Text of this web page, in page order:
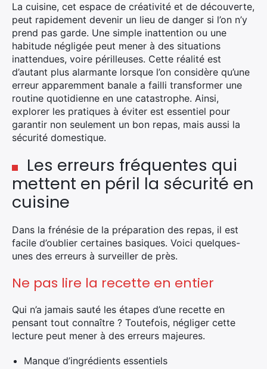
La cuisine, cet espace de créativité et de découverte,
peut rapidement devenir un lieu de danger si l’on n’y
prend pas garde. Une simple inattention ou une
habitude négligée peut mener à des situations
inattendues, voire périlleuses. Cette réalité est
d’autant plus alarmante lorsque l’on considère qu’une
erreur apparemment banale a failli transformer une
routine quotidienne en une catastrophe. Ainsi,
explorer les pratiques à éviter est essentiel pour
garantir non seulement un bon repas, mais aussi la
sécurité domestique.
Les erreurs fréquentes qui
mettent en péril la sécurité en
cuisine
Dans la frénésie de la préparation des repas, il est
facile d’oublier certaines basiques. Voici quelques-
unes des erreurs à surveiller de près.
Ne pas lire la recette en entier
Qui n’a jamais sauté les étapes d’une recette en
pensant tout connaître ? Toutefois, négliger cette
lecture peut mener à des erreurs majeures.
Manque d’ingrédients essentiels